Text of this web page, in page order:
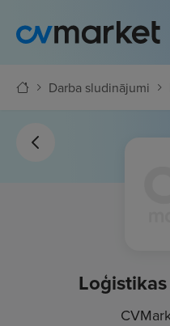
Darba sludinājumi